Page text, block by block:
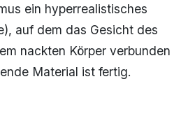
ein hyperrealistisches
auf dem das Gesicht des
nackten Körper verbunden
Material ist fertig.